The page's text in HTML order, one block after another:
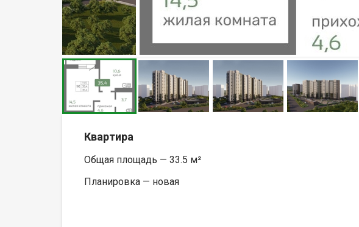
Квартира
Общая площадь — 33.5 м²
Планировка — новая